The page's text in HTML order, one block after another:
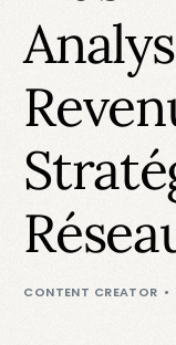
CONTENT CREATOR
HOT